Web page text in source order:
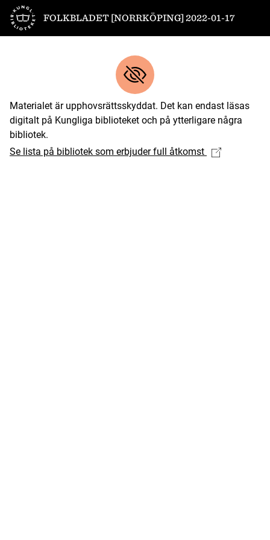
Till startsidan
FOLKBLADET [NORRKÖPING] 2022-01-17
Materialet är upphovsrättsskyddat. Det kan endast läsas
digitalt på Kungliga biblioteket och på ytterligare några
bibliotek.
Se lista på bibliotek som erbjuder full åtkomst